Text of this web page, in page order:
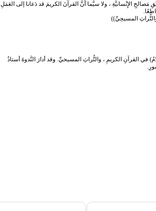
الإِنْسانيَّةِ ، ولا سيَّما أَنَّ القرآنَ الكريمَ قد دَعانا إلى العَمَلِ
والتُّراثِ المسيحِيِّ))
في القرآنِ الكريمِ ، والتُّراثِ المسيحيِّ. وقد أدارَ النَّدوةَ أستاذُ